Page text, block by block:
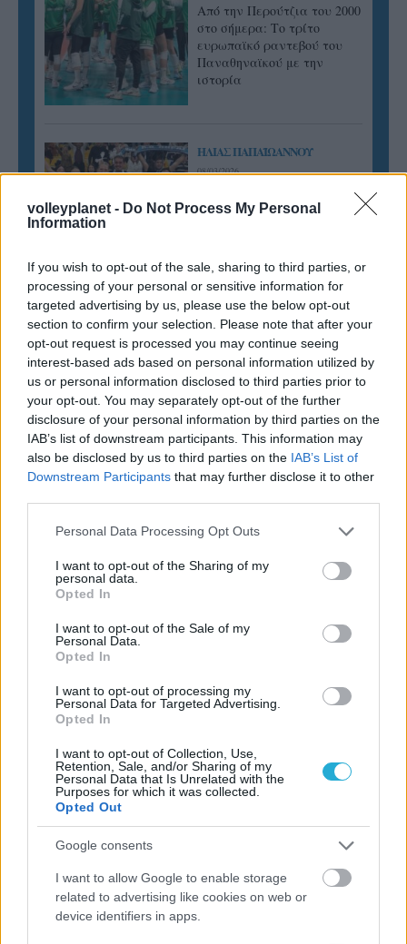
volleyplanet - Do Not Process My Personal
Information
If you wish to opt-out of the sale, sharing to third parties, or
processing of your personal or sensitive information for
targeted advertising by us, please use the below opt-out
section to confirm your selection. Please note that after your
opt-out request is processed you may continue seeing
interest-based ads based on personal information utilized by
us or personal information disclosed to third parties prior to
your opt-out. You may separately opt-out of the further
disclosure of your personal information by third parties on the
IAB’s list of downstream participants. This information may
also be disclosed by us to third parties on the IAB’s List of
Downstream Participants that may further disclose it to other
Please note that this website/app uses one or more Google
not limited to your visit or usage behaviour. You may click to
grant or deny consent to Google and its third-party tags to
use your data for below specified purposes in below Google
consent section.
Personal Data Processing Opt Outs
I want to opt-out of the Sharing of my
personal data.
Opted In
I want to opt-out of the Sale of my
Personal Data.
Opted In
I want to opt-out of processing my
Personal Data for Targeted Advertising.
Opted In
I want to opt-out of Collection, Use,
Retention, Sale, and/or Sharing of my
Personal Data that Is Unrelated with the
Purposes for which it was collected.
Opted Out
Google consents
I want to allow Google to enable storage
related to advertising like cookies on web or
device identifiers in apps.
Από την Περούτζια του 2000
στο σήμερα: Tο τρίτο
ευρωπαϊκό ραντεβού του
Παναθηναϊκού με την
ιστορία
ΗΛΙΑΣ ΠΑΠΑΪΩΑΝΝΟΥ
08/03/2026
οι σημαντικότερες νίκες του